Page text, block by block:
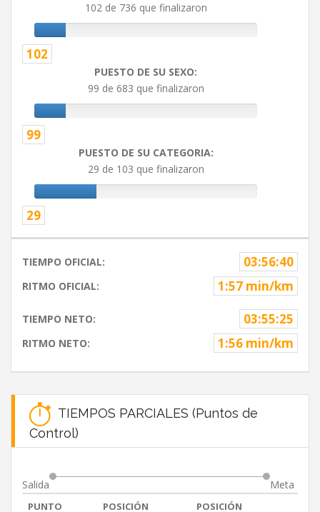
102 de 736 que finalizaron
102
PUESTO DE SU SEXO:
99 de 683 que finalizaron
99
PUESTO DE SU CATEGORIA:
29 de 103 que finalizaron
29
TIEMPO OFICIAL: 03:56:40
RITMO OFICIAL: 1:57 min/km
TIEMPO NETO: 03:55:25
RITMO NETO: 1:56 min/km
TIEMPOS PARCIALES (Puntos de
Control)
Salida Meta
PUNTO POSICIÓN POSICIÓN